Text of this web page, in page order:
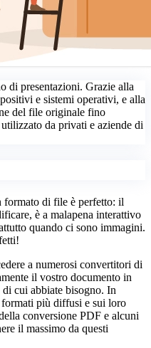
di presentazioni. Grazie alla
e sistemi operativi, e alla
del file originale fino
da privati e aziende di
formato di file è perfetto: il
è a malapena interattivo
quando ci sono immagini.
a numerosi convertitori di
il vostro documento in
cui abbiate bisogno. In
più diffusi e sui loro
conversione PDF e alcuni
il massimo da questi